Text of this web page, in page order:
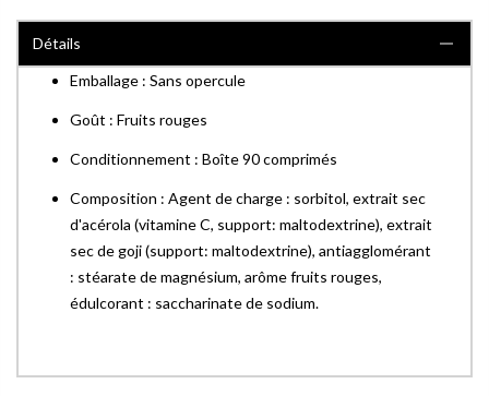
Détails
Emballage : Sans opercule
Goût : Fruits rouges
Conditionnement : Boîte 90 comprimés
Composition : Agent de charge : sorbitol, extrait sec
d'acérola (vitamine C, support: maltodextrine), extrait
sec de goji (support: maltodextrine), antiagglomérant
: stéarate de magnésium, arôme fruits rouges,
édulcorant : saccharinate de sodium.